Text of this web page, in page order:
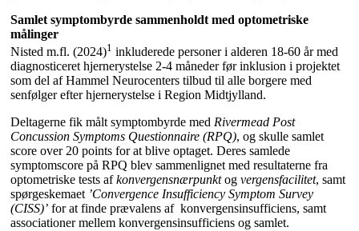
Samlet symptombyrde sammenholdt med optometriske
målinger
Nisted m.fl. (2024)1 inkluderede personer i alderen 18-60 år med
diagnosticeret hjernerystelse 2-4 måneder førinklusion i projektet
som del af Hammel Neurocenters tilbud til alle borgere med
senfølger efter hjernerystelse i Region Midtjylland.
Deltagerne fik målt symptombyrde med Rivermead Post
Concussion Symptoms Questionnaire (RPQ), og skulle samlet
score over 20 points for at blive optaget. Deres samlede
symptomscore på RPQ blev sammenlignet med resultaterne fra
optometriske tests afkonvergensnærpunktog vergensfacilitet, samt
spørgeskemaet ’Convergence Insufficiency Symptom Survey
(CISS)’ for at finde prævalens af konvergensinsufficiens, samt
associationer mellem konvergensinsufficiens og samlet.